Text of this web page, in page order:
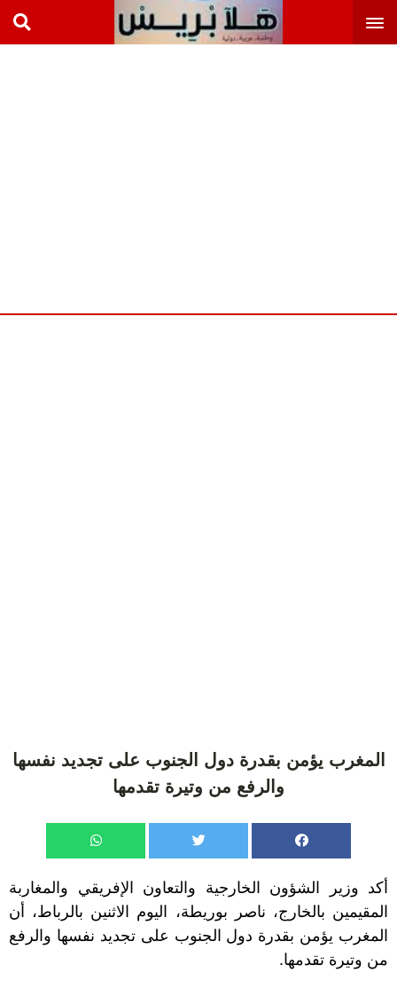
المغرب يؤمن بقدرة دول الجنوب على تجديد نفسها
والرفع من وتيرة تقدمها
أكد وزير الشؤون الخارجية والتعاون الإفريقي والمغاربة
المقيمين بالخارج، ناصر بوريطة، اليوم الاثنين بالرباط، أن
المغرب يؤمن بقدرة دول الجنوب على تجديد نفسها والرفع
من وتيرة تقدمها.